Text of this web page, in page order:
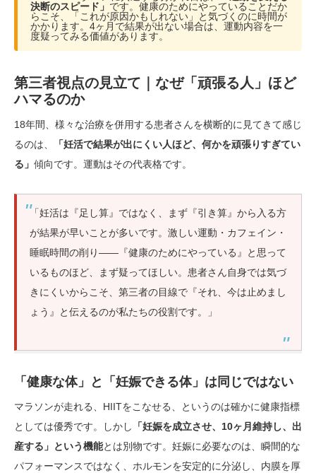
決断のスピード」 です。健康のためにやっていることだか
らこそ、「これが原因かもしれない」と気づくのに時間が
かかります。4ヶ月で結果が出ない場合は、運動内容を一
度疑ってみる価値があります。
第三者視点の見立て｜なぜ「頑張る人」ほど
ハマるのか
18年間、様々な治療を併用する患者さんを横断的に見てきて感じ
るのは、
「妊活で結果が出にくい人ほど、何かを頑張りすぎてい
る」 傾向です。運動はその代表格です。
「妊活は『足し算』ではなく、まず『引き算』から入る方
が結果が早いことが多いです。激しい運動・カフェイン・
睡眠時間の削り——『健康のためにやっている』と思って
いるものほど、まず疑ってほしい。患者さん自身では気づ
きにくいからこそ、第三者の目線で『それ、今は止めまし
ょう』と伝えるのが私たちの役割です。」
「健康な体」と「妊娠できる体」は同じではない
マラソンが走れる、HIITをこなせる、というのは確かに健康指標
としては優秀です。しかし
「妊娠を成立させ、10ヶ月維持し、出
産する」という機能とは別物です。妊娠に必要なのは、瞬間的な
パフォーマンスではなく、ホルモンを安定的に分泌し、内膜を厚